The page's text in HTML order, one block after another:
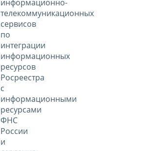
информационно-
телекоммуникационных
сервисов
по
интеграции
информационных
ресурсов
Росреестра
с
информационными
ресурсами
ФНС
России
и